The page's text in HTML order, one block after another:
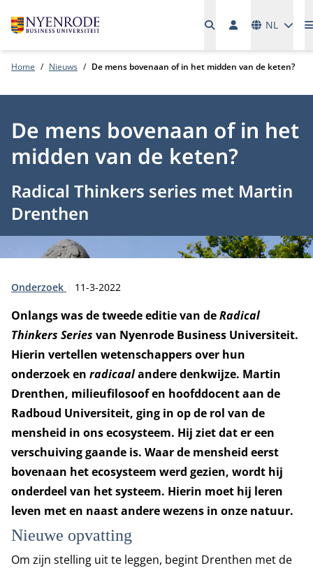
NL
Home Nieuws De mens bovenaan of in het midden van de keten?
De mens bovenaan of in het
midden van de keten?
Radical Thinkers series met Martin
Drenthen
Type:
Onderzoek Publicatiedatum:
11-3-2022
Onlangs was de tweede editie van deRadical
Thinkers Series van Nyenrode Business Universiteit.
Hierin vertellen wetenschappers over hun
onderzoek en radicaalandere denkwijze. Martin
Drenthen, milieufilosoof en hoofddocent aan de
Radboud Universiteit, ging in op de rol van de
mensheid in ons ecosysteem. Hij ziet dat er een
verschuiving gaande is. Waar de mensheid eerst
bovenaan het ecosysteem werd gezien, wordt hij
onderdeel van het systeem. Hierin moet hij leren
leven met en naast andere wezens in onze natuur.
Nieuwe opvatting
Om zijn stelling uit te leggen, begint Drenthen met de